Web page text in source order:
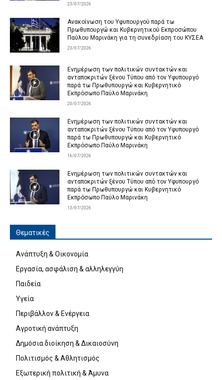
23/07/2026
Ανακοίνωση του Υφυπουργού παρά τω
Πρωθυπουργώ και Κυβερνητικού Εκπροσώπου
Παύλου Μαρινάκη για τη συνεδρίαση του ΚΥΣΕΑ
23/07/2026
Ενημέρωση των πολιτικών συντακτών και
ανταποκριτών ξένου Τύπου από τον Υφυπουργό
παρά τω Πρωθυπουργώ και Κυβερνητικό
Εκπρόσωπο Παύλο Μαρινάκη
20/07/2026
Ενημέρωση των πολιτικών συντακτών και
ανταποκριτών ξένου Τύπου από τον Υφυπουργό
παρά τω Πρωθυπουργώ και Κυβερνητικό
Εκπρόσωπο Παύλο Μαρινάκη
16/07/2026
Ενημέρωση των πολιτικών συντακτών και
ανταποκριτών ξένου Τύπου από τον Υφυπουργό
παρά τω Πρωθυπουργώ και Κυβερνητικό
Εκπρόσωπο Παύλο Μαρινάκη
13/07/2026
Θεματικές
Ανάπτυξη & Οικονομία
Εργασία, ασφάλιση & αλληλεγγύη
Παιδεία
Υγεία
Περιβάλλον & Ενέργεια
Αγροτική ανάπτυξη
Δημόσια διοίκηση & Δικαιοσύνη
Πολιτισμός & Αθλητισμός
Εξωτερική πολιτική & Άμυνα